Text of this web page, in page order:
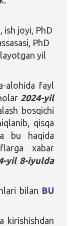
ish joyi, PhD
PhD
yil
alohida fayl
2024-yil
bosqichi
qisqa
bu haqida
xabar
yil 8-iyulda
bilan BU
kirishishdan